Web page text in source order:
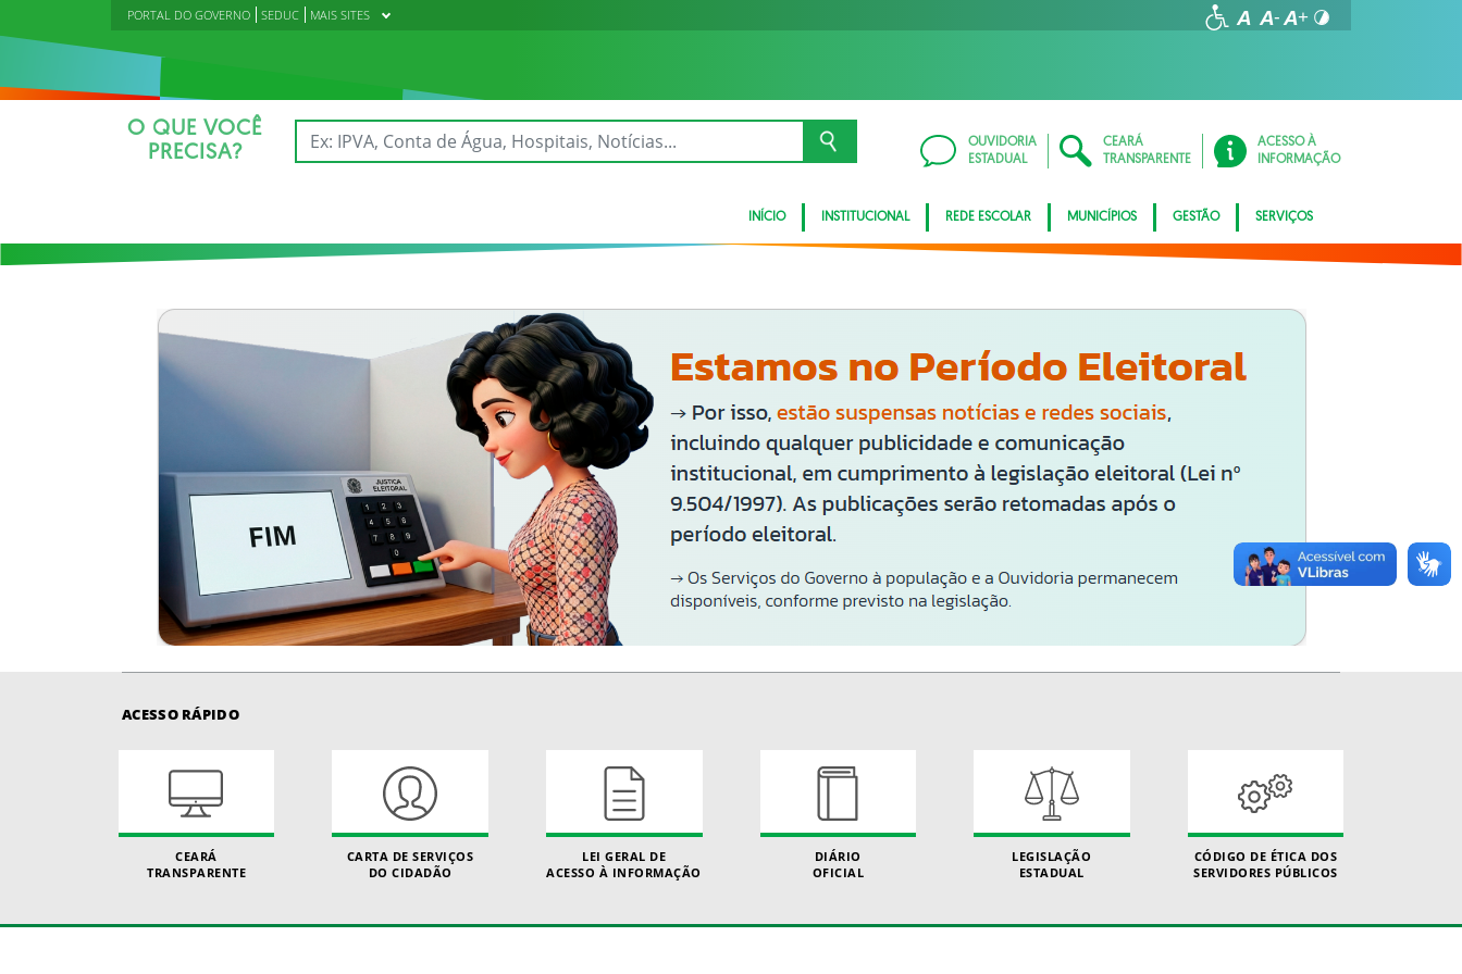
PORTAL DO GOVERNO SEDUC MAIS SITES
O QUE VOCÊ
PRECISA?
OUVIDORIA
ESTADUAL
CEARÁ
TRANSPARENTE
ACESSO À
INFORMAÇÃO
INÍCIO INSTITUCIONAL REDE ESCOLAR MUNICÍPIOS GESTÃO SERVIÇOS
ACESSO RÁPIDO
CEARÁ
TRANSPARENTE
CARTA DE SERVIÇOS
DO CIDADÃO
LEI GERAL DE
ACESSO À INFORMAÇÃO
DIÁRIO
OFICIAL
LEGISLAÇÃO
ESTADUAL
CÓDIGO DE ÉTICA DOS
SERVIDORES PÚBLICOS